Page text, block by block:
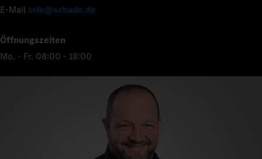
E-Mail info@schade.de
Öffnungszeiten
Mo. - Fr. 08:00 - 18:00